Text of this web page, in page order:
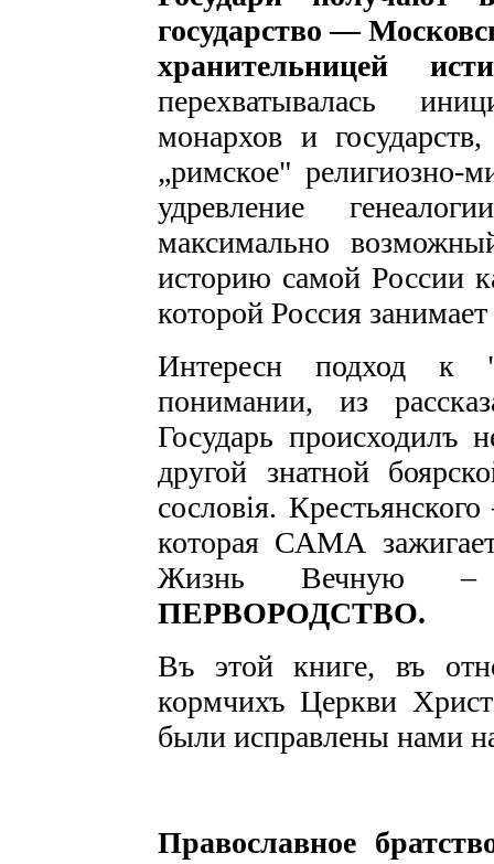
государство —
хранительницей
перехватывалась
монархов и
„римское" религиозно-
удревление
максимально
историю самой России
которой Россия
Интересн подход к
понимании, из
Государь происходилъ
другой знатной
сословія.
которая САМА
Жизнь Вечную –
ПЕРВОРОДСТВО.
Въ этой книге, въ
кормчихъ Церкви
были исправлены нами
Православное